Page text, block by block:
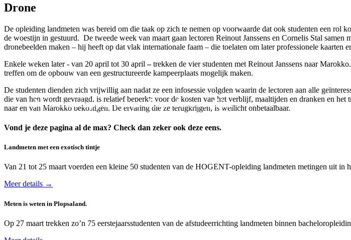
Met meetapparatuur door de woestijn.
Drone
De opleiding landmeten was bereid om die taak op zich te nemen op voorwaarde dat ook studenten een rol
de woestijn in gestuurd. De tweede week van maart gaan lectoren Reinout Janssens en Cornelis Stal
dronebeelden maken – hij heeft op dat vlak internationale faam – die toelaten om later professionele kaarten
Enkele weken later - van 20 april tot 30 april –trekken de vier studenten met Reinout Janssens naar Marokko
treffen om de opbouw van een gestructureerde kampeerplaats mogelijk maken.
De studenten dienden zich vrijwillig aan nadat ze een infosessie volgden waarin de lectoren aan alle
die van hen wordt gevraagd, is relatief beperkt: voor de kosten van het verblijf, maaltijden en dranken en
naar en van Marokko bekostigen. De ervaring die ze terugkrijgen, is wellicht onbetaalbaar.
Vond je deze pagina al de max? Check dan zeker ook deze eens.
Landmeten met een exotisch tintje
Van 21 tot 25 maart voerden een kleine 50 studenten van de HOGENT-opleiding landmeten metingen uit
Meer details →
Meten is weten in Plopsaland.
Op 27 maart trekken zo’n 75 eerstejaarsstudenten van de afstudeerrichting landmeten binnen